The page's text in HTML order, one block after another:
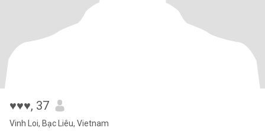
♥♥♥, 37
Vinh Loi, Bạc Liêu, Vietnam